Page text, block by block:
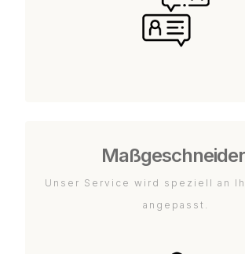
Unser Service wird speziell an
angepasst.